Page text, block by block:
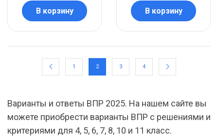
В корзину В корзину
1 2 3 4
Варианты и ответы ВПР 2025. На нашем сайте вы
можете приобрести варианты ВПР с решениями и
критериями для 4, 5, 6, 7, 8, 10 и 11 класс.